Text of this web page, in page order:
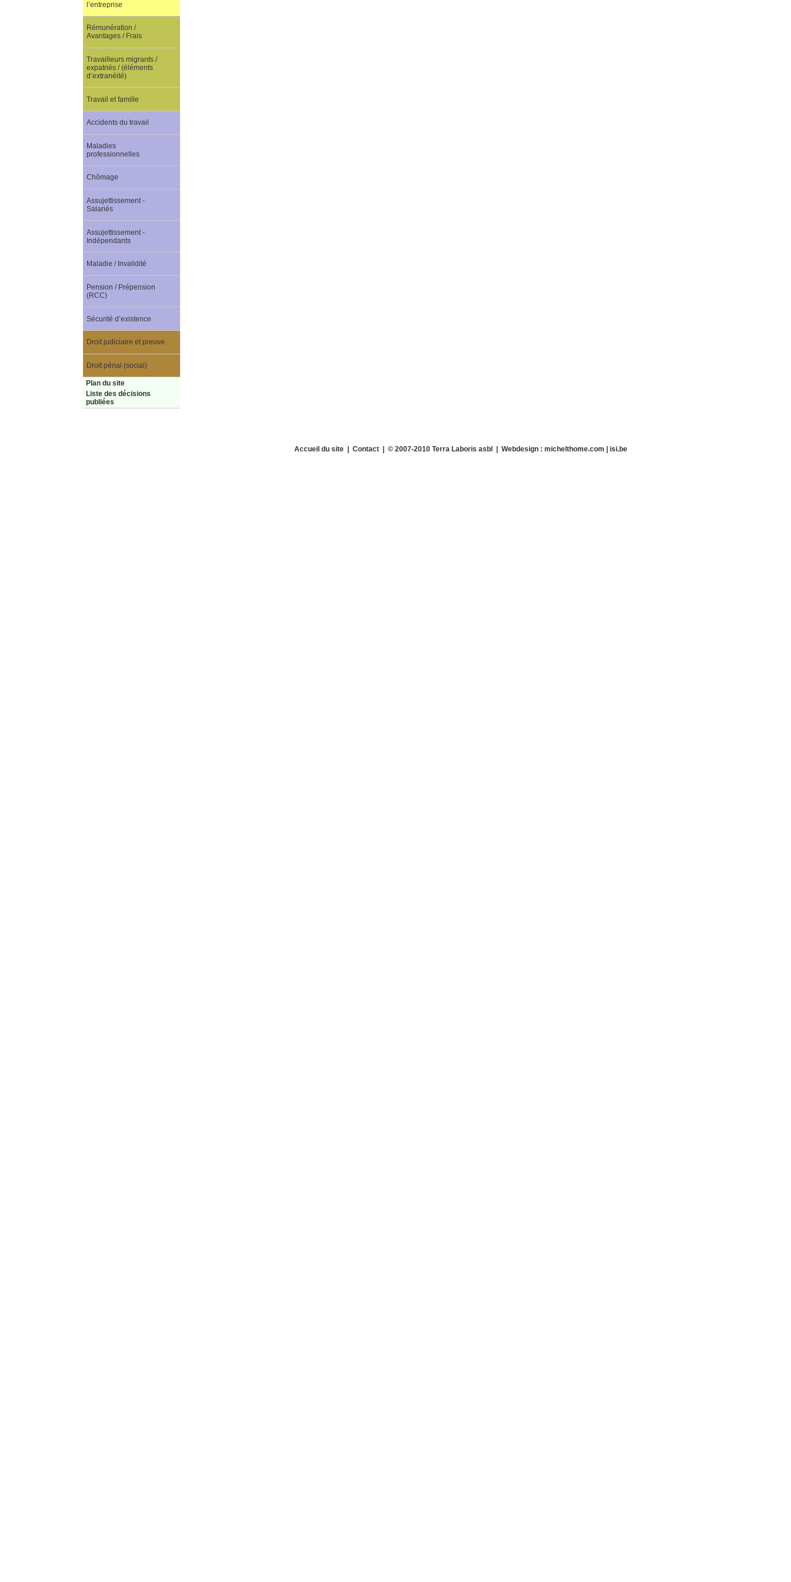
l’entreprise
Rémunération /
Avantages / Frais
Travailleurs migrants /
expatriés / (éléments
d’extranéité)
Travail et famille
Accidents du travail
Maladies
professionnelles
Chômage
Assujettissement -
Salariés
Assujettissement -
Indépendants
Maladie / Invalidité
Pension / Prépension
(RCC)
Sécurité d’existence
Droit judiciaire et preuve
Droit pénal (social)
Plan du site
Liste des décisions
publiées
Accueil du site| Contact| © 2007-2010 Terra Laboris asbl | Webdesign : michelthome.com | isi.be